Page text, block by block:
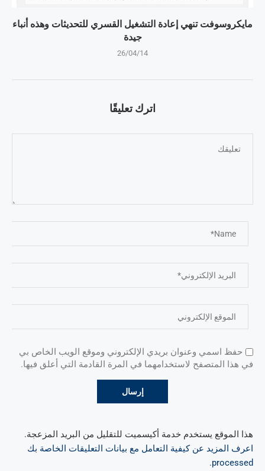
مايكروسوفت تنهي إعادة التشغيل القسري للتحديثات وهذه أنباء
جيدة
26/04/14
اترك تعليقًا
حفظ اسمي وعنوان بريدي الإلكتروني وموقع الويب الخاص بي
في هذا المتصفح لاستخدامهما في المرة القادمة التي أعلق فيها.
هذا الموقع يستخدم خدمة أكيسميت للتقليل من البريد المزعجة.
اعرف المزيد عن كيفية التعامل مع بيانات التعليقات الخاصة بك
processed
.